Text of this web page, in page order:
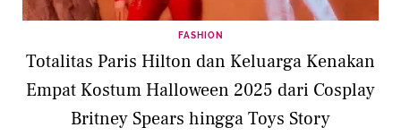
FASHION
Totalitas Paris Hilton dan Keluarga Kenakan
Empat Kostum Halloween 2025 dari Cosplay
Britney Spears hingga Toys Story